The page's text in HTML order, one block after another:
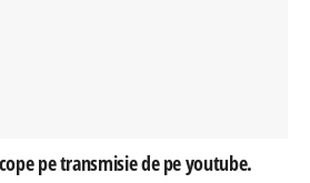
pe transmisie de pe youtube.